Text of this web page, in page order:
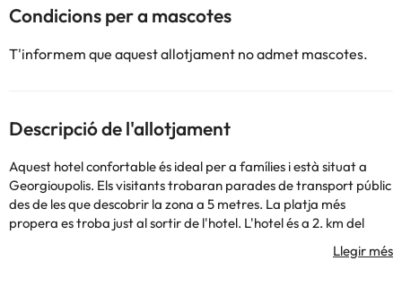
Condicions per a mascotes
T'informem que aquest allotjament no admet mascotes.
Descripció de l'allotjament
Aquest hotel confortable és ideal per a famílies i està situat a
Georgioupolis. Els visitants trobaran parades de transport públic
des de les que descobrir la zona a 5 metres. La platja més
propera es troba just al sortir de l'hotel. L'hotel és a 2. km del
port. L'allotjament està compost per 145 còmodes habitacions en